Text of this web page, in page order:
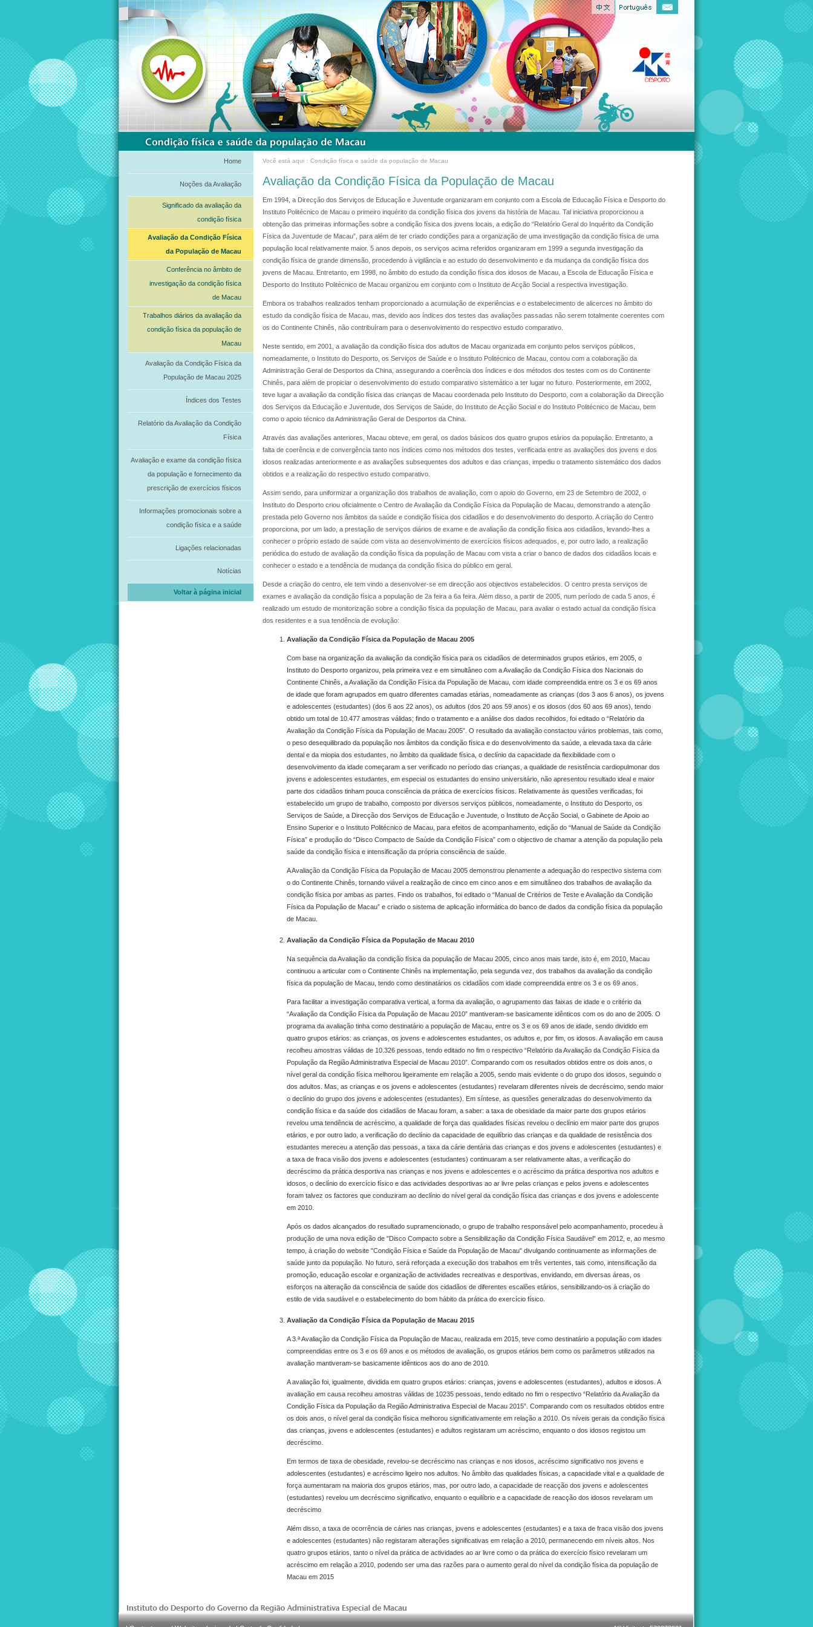
Home
Noções da Avaliação
Significado da avaliação da
condição física
Avaliação da Condição Física
da População de Macau
Conferência no âmbito de
investigação da condição física
de Macau
Trabalhos diários da avaliação da
condição física da população de
Macau
Avaliação da Condição Física da
População de Macau 2025
Índices dos Testes
Relatório da Avaliação da Condição
Física
Avaliação e exame da condição física
da população e fornecimento da
prescrição de exercícios físicos
Informações promocionais sobre a
condição física e a saúde
Ligações relacionadas
Notícias
Voltar à página inicial
Você está aqui：Condição física e saúde da população de Macau
Avaliação da Condição Física da População de Macau
Em 1994, a Direcção dos Serviços de Educação e Juventude organizaram em conjunto com a Escola de Educação Física e Desporto do
Instituto Politécnico de Macau o primeiro inquérito da condição física dos jovens da história de Macau. Tal iniciativa proporcionou a
obtenção das primeiras informações sobre a condição física dos jovens locais, a edição do “Relatório Geral do Inquérito da Condição
Física da Juventude de Macau”, para além de ter criado condições para a organização de uma investigação da condição física de uma
população local relativamente maior. 5 anos depois, os serviços acima referidos organizaram em 1999 a segunda investigação da
condição física de grande dimensão, procedendo à vigilância e ao estudo do desenvolvimento e da mudança da condição física dos
jovens de Macau. Entretanto, em 1998, no âmbito do estudo da condição física dos idosos de Macau, a Escola de Educação Física e
Desporto do Instituto Politécnico de Macau organizou em conjunto com o Instituto de Acção Social a respectiva investigação.
Embora os trabalhos realizados tenham proporcionado a acumulação de experiências e o estabelecimento de alicerces no âmbito do
estudo da condição física de Macau, mas, devido aos índices dos testes das avaliações passadas não serem totalmente coerentes com
os do Continente Chinês, não contribuíram para o desenvolvimento do respectivo estudo comparativo.
Neste sentido, em 2001, a avaliação da condição física dos adultos de Macau organizada em conjunto pelos serviços públicos,
nomeadamente, o Instituto do Desporto, os Serviços de Saúde e o Instituto Politécnico de Macau, contou com a colaboração da
Administração Geral de Desportos da China, assegurando a coerência dos índices e dos métodos dos testes com os do Continente
Chinês, para além de propiciar o desenvolvimento do estudo comparativo sistemático a ter lugar no futuro. Posteriormente, em 2002,
teve lugar a avaliação da condição física das crianças de Macau coordenada pelo Instituto do Desporto, com a colaboração da Direcção
dos Serviços da Educação e Juventude, dos Serviços de Saúde, do Instituto de Acção Social e do Instituto Politécnico de Macau, bem
como o apoio técnico da Administração Geral de Desportos da China.
Através das avaliações anteriores, Macau obteve, em geral, os dados básicos dos quatro grupos etários da população. Entretanto, a
falta de coerência e de convergência tanto nos índices como nos métodos dos testes, verificada entre as avaliações dos jovens e dos
idosos realizadas anteriormente e as avaliações subsequentes dos adultos e das crianças, impediu o tratamento sistemático dos dados
obtidos e a realização do respectivo estudo comparativo.
Assim sendo, para uniformizar a organização dos trabalhos de avaliação, com o apoio do Governo, em 23 de Setembro de 2002, o
Instituto do Desporto criou oficialmente o Centro de Avaliação da Condição Física da População de Macau, demonstrando a atenção
prestada pelo Governo nos âmbitos da saúde e condição física dos cidadãos e do desenvolvimento do desporto. A criação do Centro
proporciona, por um lado, a prestação de serviços diários de exame e de avaliação da condição física aos cidadãos, levando-lhes a
conhecer o próprio estado de saúde com vista ao desenvolvimento de exercícios físicos adequados, e, por outro lado, a realização
periódica do estudo de avaliação da condição física da população de Macau com vista a criar o banco de dados dos cidadãos locais e
conhecer o estado e a tendência de mudança da condição física do público em geral.
Desde a criação do centro, ele tem vindo a desenvolver-se em direcção aos objectivos estabelecidos. O centro presta serviços de
exames e avaliação da condição física a população de 2a feira a 6a feira. Além disso, a partir de 2005, num período de cada 5 anos, é
realizado um estudo de monitorização sobre a condição física da população de Macau, para avaliar o estado actual da condição física
dos residentes e a sua tendência de evolução:
Avaliação da Condição Física da População de Macau 2005
Com base na organização da avaliação da condição física para os cidadãos de determinados grupos etários, em 2005, o
Instituto do Desporto organizou, pela primeira vez e em simultâneo com a Avaliação da Condição Física dos Nacionais do
Continente Chinês, a Avaliação da Condição Física da População de Macau, com idade compreendida entre os 3 e os 69 anos
de idade que foram agrupados em quatro diferentes camadas etárias, nomeadamente as crianças (dos 3 aos 6 anos), os jovens
e adolescentes (estudantes) (dos 6 aos 22 anos), os adultos (dos 20 aos 59 anos) e os idosos (dos 60 aos 69 anos), tendo
obtido um total de 10.477 amostras válidas; findo o tratamento e a análise dos dados recolhidos, foi editado o “Relatório da
Avaliação da Condição Física da População de Macau 2005”. O resultado da avaliação constactou vários problemas, tais como,
o peso desequilibrado da população nos âmbitos da condição física e do desenvolvimento da saúde, a elevada taxa da cárie
dental e da miopia dos estudantes, no âmbito da qualidade física, o declínio da capacidade da flexibilidade com o
desenvolvimento da idade começaram a ser verificado no período das crianças, a qualidade de resistência cardiopulmonar dos
jovens e adolescentes estudantes, em especial os estudantes do ensino universitário, não apresentou resultado ideal e maior
parte dos cidadãos tinham pouca consciência da prática de exercícios físicos. Relativamente às questões verificadas, foi
estabelecido um grupo de trabalho, composto por diversos serviços públicos, nomeadamente, o Instituto do Desporto, os
Serviços de Saúde, a Direcção dos Serviços de Educação e Juventude, o Instituto de Acção Social, o Gabinete de Apoio ao
Ensino Superior e o Instituto Politécnico de Macau, para efeitos de acompanhamento, edição do “Manual de Saúde da Condição
Física” e produção do “Disco Compacto de Saúde da Condição Física” com o objectivo de chamar a atenção da população pela
saúde da condição física e intensificação da própria consciência de saúde.
A Avaliação da Condição Física da População de Macau 2005 demonstrou plenamente a adequação do respectivo sistema com
o do Continente Chinês, tornando viável a realização de cinco em cinco anos e em simultâneo dos trabalhos de avaliação da
condição física por ambas as partes. Findo os trabalhos, foi editado o “Manual de Critérios de Teste e Avaliação da Condição
Física da População de Macau” e criado o sistema de aplicação informática do banco de dados da condição física da população
de Macau.
Avaliação da Condição Física da População de Macau 2010
Na sequência da Avaliação da condição física da população de Macau 2005, cinco anos mais tarde, isto é, em 2010, Macau
continuou a articular com o Continente Chinês na implementação, pela segunda vez, dos trabalhos da avaliação da condição
física da população de Macau, tendo como destinatários os cidadãos com idade compreendida entre os 3 e os 69 anos.
Para facilitar a investigação comparativa vertical, a forma da avaliação, o agrupamento das faixas de idade e o critério da
“Avaliação da Condição Física da População de Macau 2010” mantiveram-se basicamente idênticos com os do ano de 2005. O
programa da avaliação tinha como destinatário a população de Macau, entre os 3 e os 69 anos de idade, sendo dividido em
quatro grupos etários: as crianças, os jovens e adolescentes estudantes, os adultos e, por fim, os idosos. A avaliação em causa
recolheu amostras válidas de 10.326 pessoas, tendo editado no fim o respectivo “Relatório da Avaliação da Condição Física da
População da Região Administrativa Especial de Macau 2010”. Comparando com os resultados obtidos entre os dois anos, o
nível geral da condição física melhorou ligeiramente em relação a 2005, sendo mais evidente o do grupo dos idosos, seguindo o
dos adultos. Mas, as crianças e os jovens e adolescentes (estudantes) revelaram diferentes níveis de decréscimo, sendo maior
o declínio do grupo dos jovens e adolescentes (estudantes). Em síntese, as questões generalizadas do desenvolvimento da
condição física e da saúde dos cidadãos de Macau foram, a saber: a taxa de obesidade da maior parte dos grupos etários
revelou uma tendência de acréscimo, a qualidade de força das qualidades físicas revelou o declínio em maior parte dos grupos
etários, e por outro lado, a verificação do declínio da capacidade de equilíbrio das crianças e da qualidade de resistência dos
estudantes mereceu a atenção das pessoas, a taxa da cárie dentária das crianças e dos jovens e adolescentes (estudantes) e
a taxa de fraca visão dos jovens e adolescentes (estudantes) continuaram a ser relativamente altas, a verificação do
decréscimo da prática desportiva nas crianças e nos jovens e adolescentes e o acréscimo da prática desportiva nos adultos e
idosos, o declínio do exercício físico e das actividades desportivas ao ar livre pelas crianças e pelos jovens e adolescentes
foram talvez os factores que conduziram ao declínio do nível geral da condição física das crianças e dos jovens e adolescente
em 2010.
Após os dados alcançados do resultado supramencionado, o grupo de trabalho responsável pelo acompanhamento, procedeu à
produção de uma nova edição de "Disco Compacto sobre a Sensibilização da Condição Física Saudável” em 2012, e, ao mesmo
tempo, à criação do website "Condição Física e Saúde da População de Macau" divulgando continuamente as informações de
saúde junto da população. No futuro, será reforçada a execução dos trabalhos em três vertentes, tais como, intensificação da
promoção, educação escolar e organização de actividades recreativas e desportivas, envidando, em diversas áreas, os
esforços na alteração da consciência de saúde dos cidadãos de diferentes escalões etários, sensibilizando-os à criação do
estilo de vida saudável e o estabelecimento do bom hábito da prática do exercício físico.
Avaliação da Condição Física da População de Macau 2015
A 3.ª Avaliação da Condição Física da População de Macau, realizada em 2015, teve como destinatário a população com idades
compreendidas entre os 3 e os 69 anos e os métodos de avaliação, os grupos etários bem como os parâmetros utilizados na
avaliação mantiveram-se basicamente idênticos aos do ano de 2010.
A avaliação foi, igualmente, dividida em quatro grupos etários: crianças, jovens e adolescentes (estudantes), adultos e idosos. A
avaliação em causa recolheu amostras válidas de 10235 pessoas, tendo editado no fim o respectivo “Relatório da Avaliação da
Condição Física da População da Região Administrativa Especial de Macau 2015”. Comparando com os resultados obtidos entre
os dois anos, o nível geral da condição física melhorou significativamente em relação a 2010. Os níveis gerais da condição física
das crianças, jovens e adolescentes (estudantes) e adultos registaram um acréscimo, enquanto o dos idosos registou um
decréscimo.
Em termos de taxa de obesidade, revelou-se decréscimo nas crianças e nos idosos, acréscimo significativo nos jovens e
adolescentes (estudantes) e acréscimo ligeiro nos adultos. No âmbito das qualidades físicas, a capacidade vital e a qualidade de
força aumentaram na maioria dos grupos etários, mas, por outro lado, a capacidade de reacção dos jovens e adolescentes
(estudantes) revelou um decréscimo significativo, enquanto o equilíbrio e a capacidade de reacção dos idosos revelaram um
decréscimo
Além disso, a taxa de ocorrência de cáries nas crianças, jovens e adolescentes (estudantes) e a taxa de fraca visão dos jovens
e adolescentes (estudantes) não registaram alterações significativas em relação a 2010, permanecendo em níveis altos. Nos
quatro grupos etários, tanto o nível da prática de actividades ao ar livre como o da prática do exercício físico revelaram um
acréscimo em relação a 2010, podendo ser uma das razões para o aumento geral do nível da condição física da população de
Macau em 2015